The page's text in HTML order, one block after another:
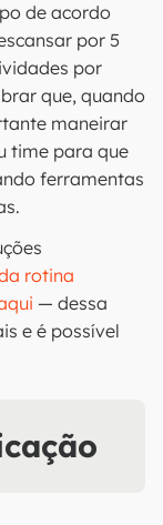
de acordo
por 5
por
que, quando
maneirar
time para que
ferramentas
rotina
— dessa
e é possível